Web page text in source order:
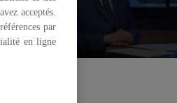
acceptés.
par
en ligne